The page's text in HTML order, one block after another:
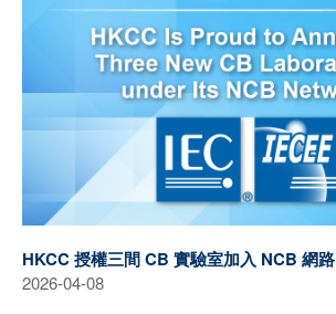
HKCC 授權三間 CB 實驗室加入 NCB 網路
2026-04-08